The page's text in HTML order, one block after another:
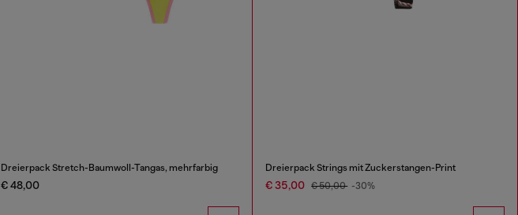
Dreierpack Stretch-Baumwoll-Tangas, mehrfarbig
€ 48,00
Dreierpack Strings mit Zuckerstangen-Print
€ 35,00 € 50,00 -30%